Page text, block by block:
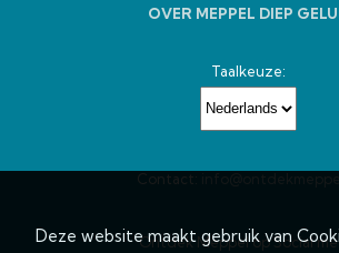
Deze website maakt gebruik van
OVER MEPPEL DIEP
Taalkeuze:
Contact:
Ontdek Meppel op Social